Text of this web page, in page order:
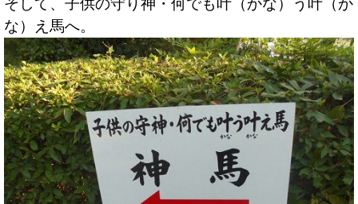
そして、子供の守り神・何でも叶（かな）う叶（か
な）え馬へ。